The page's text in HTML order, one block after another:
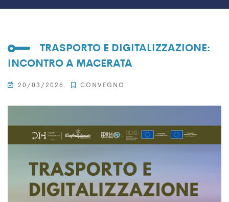
TRASPORTO E DIGITALIZZAZIONE:
INCONTRO A MACERATA
20/03/2026 CONVEGNO